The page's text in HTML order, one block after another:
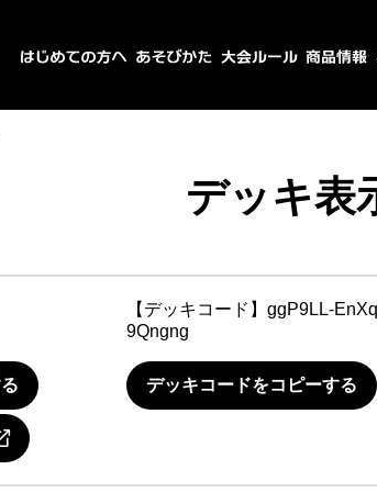
デッキ表
【デッキコード】 ggP9LL-
9Qngng
デッキコードをコピーする